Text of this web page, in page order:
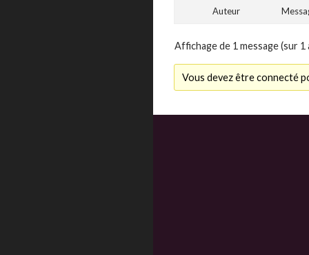
Auteur
Affichage de 1 message (sur 1
Vous devez être connecté